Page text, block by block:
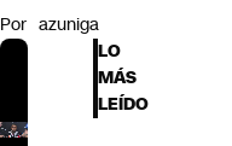
Por azuniga
LO
MÁS
LEÍDO